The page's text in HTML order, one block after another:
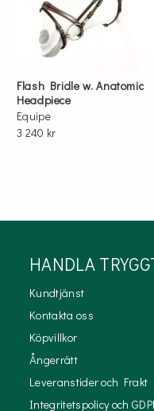
Flash Bridle w. Anatomic
Headpiece
Equipe
3 240 kr
HANDLA
Kundtjänst
Kontakta oss
Köpvillkor
Ångerrätt
Leveranstider och Frakt
Integritetspolicy och